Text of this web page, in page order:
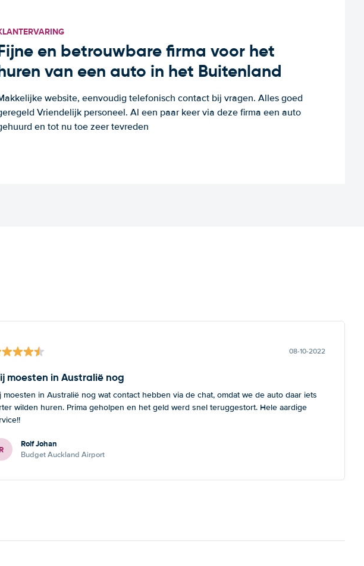
en betrouwbare firma voor het
van een auto in het Buitenland
website, eenvoudig telefonisch contact bij vragen. Alles goed
Vriendelijk personeel. Al een paar keer via deze firma een auto
en tot nu toe zeer tevreden
08-10-2022
moesten in Australië nog
moesten in Australië nog wat contact hebben via de chat, omdat we de auto daar iets
wilden huren. Prima geholpen en het geld werd snel teruggestort. Hele aardige
Rolf Johan
Budget Auckland Airport